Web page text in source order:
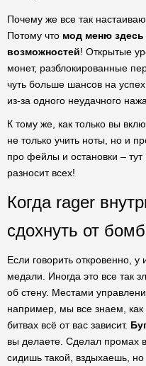
Почему же все так
Потому что мод меню здесь
возможностей! Открытые
монет, разблокированные
чуть больше шансов на
из-за одного неудачного
К тому же, как только вы
не только учить ноты, но и
про фейлы и остановки –
разносит всех!
Когда rager
сдохнуть от
Если говорить откровенно,
медали. Иногда это все так
об стену. Местами
например, мы все знаем, как
битвах всё от вас зависит.
вы делаете. Сделал промах
сидишь такой, вздыхаешь,